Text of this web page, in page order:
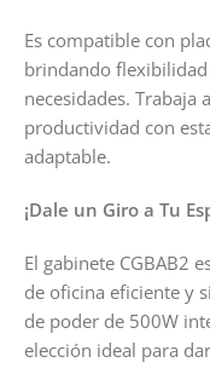
Es compatible con
brindando
necesidades. Trabaja
productividad con
adaptable.
¡Dale un Giro a Tu
El gabinete CGBAB2
de oficina eficiente y
de poder de 500W
elección ideal para